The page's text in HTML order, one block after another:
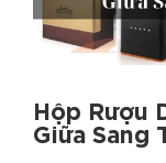
Hộp Rượu
Giữa Sang